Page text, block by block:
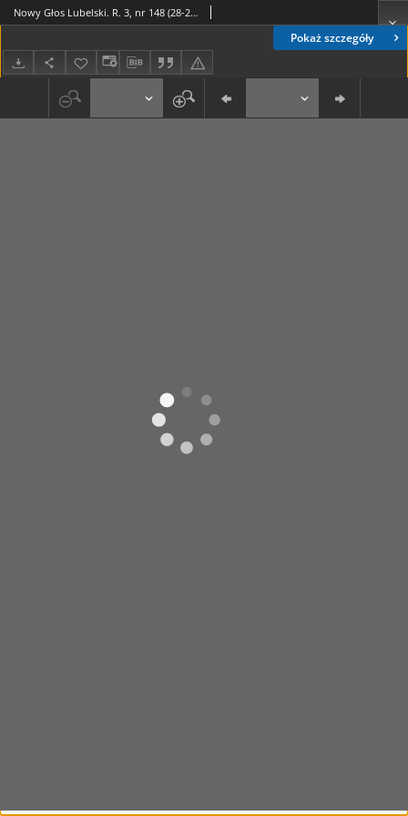
Pokaż szczegóły
Nowy Głos Lubelski. R. 3, nr 148 (28-29 czerwca 1942)